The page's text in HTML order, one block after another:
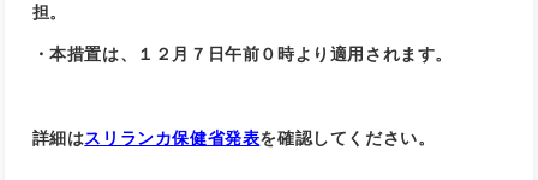
担。
・本措置は、１２月７日午前０時より適用されます。
詳細はスリランカ保健省発表を確認してください。